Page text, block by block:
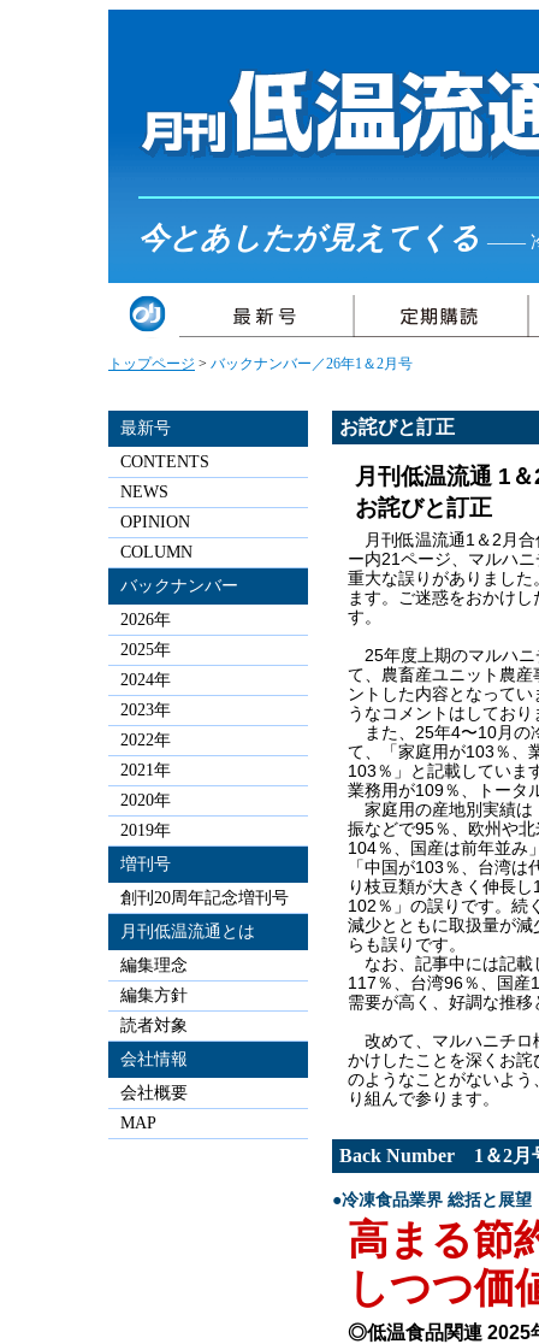
今とあしたが見えてくる ――
トップページ > バックナンバー／26年1＆2月号
お詫びと訂正
月刊低温流通 1＆
お詫びと訂正
月刊低温流通1＆2月合
ー内21ページ、マルハ
重大な誤りがありまし
ます。ご迷惑をおかけ
す。
25年度上期のマルハニ
て、農畜産ユニット農
ントした内容となって
うなコメントはしてお
また、25年4〜10月の
て、「家庭用が103％、
103％」と記載していま
業務用が109％、トータ
家庭用の産地別実績は
振などで95％、欧州や
104％、国産は前年並み
「中国が103％、台湾
り枝豆類が大きく伸長
102％」の誤りです。続
減少とともに取扱量が
らも誤りです。
なお、記事中には記載
117％、台湾96％、国産
需要が高く、好調な推
改めて、マルハニチロ
かけしたことを深くお
のようなことがないよ
り組んで参ります。
Back Number 1＆2月
●冷凍食品業界 総括と展望
高まる節
しつつ価
◎低温食品関連 2025
最新号
CONTENTS
NEWS
OPINION
COLUMN
バックナンバー
2026年
2025年
2024年
2023年
2022年
2021年
2020年
2019年
増刊号
創刊20周年記念増刊号
月刊低温流通とは
編集理念
編集方針
読者対象
会社情報
会社概要
MAP